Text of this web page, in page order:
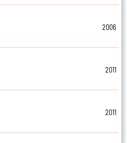
2006
2011
2011